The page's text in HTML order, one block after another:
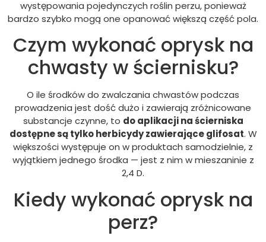
występowania pojedynczych roślin perzu, ponieważ
bardzo szybko mogą one opanować większą część pola.
Czym wykonać oprysk na
chwasty w ściernisku?
O ile środków do zwalczania chwastów podczas
prowadzenia jest dość dużo i zawierają zróżnicowane
substancje czynne, to do aplikacji na ścierniska
dostępne są tylko herbicydy zawierające glifosat. W
większości występuje on w produktach samodzielnie, z
wyjątkiem jednego środka — jest z nim w mieszaninie z
2,4 D.
Kiedy wykonać oprysk na
perz?